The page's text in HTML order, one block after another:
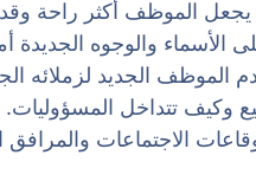
يجعل الموظف أكثر راحة
الأسماء والوجوه
الموظف الجديد لزملائه
وكيف تتداخل
الاجتماعات